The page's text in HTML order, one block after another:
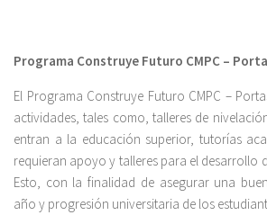
Programa Construye Futuro CMPC –
El Programa Construye Futuro CMPC –
actividades, tales como, talleres de
entran a la educación superior, tutorías
requieran apoyo y talleres para el desarrollo
Esto, con la finalidad de asegurar una
año y progresión universitaria de los